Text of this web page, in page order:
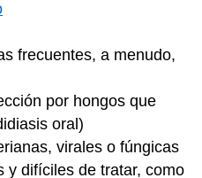
frecuentes, a menudo,
por hongos que
oral)
virales o fúngicas
y difíciles de tratar, como